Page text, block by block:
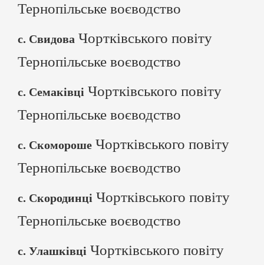
Тернопільське воєводство
с. Свидова Чортківського повіту
Тернопільське воєводство
с. Семаківці Чортківського повіту
Тернопільське воєводство
с. Скомороше Чортківського повіту
Тернопільське воєводство
с. Скородинці Чортківського повіту
Тернопільське воєводство
с. Улашківці Чортківського повіту